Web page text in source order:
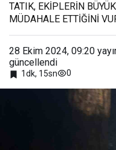
TATIK, EKİPLERİN
MÜDAHALE ETTİĞİNİ
28 Ekim 2024, 09:20
güncellendi
1dk, 15sn 0